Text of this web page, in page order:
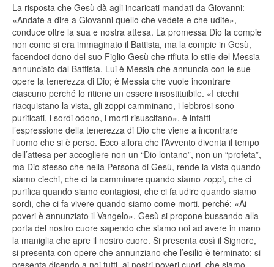
La risposta che Gesù dà agli incaricati mandati da Giovanni:
«Andate a dire a Giovanni quello che vedete e che udite»,
conduce oltre la sua e nostra attesa. La promessa Dio la compie
non come si era immaginato il Battista, ma la compie in Gesù,
facendoci dono del suo Figlio Gesù che rifiuta lo stile del Messia
annunciato dal Battista. Lui è Messia che annuncia con le sue
opere la tenerezza di Dio; è Messia che vuole incontrare
ciascuno perché lo ritiene un essere insostituibile. «I ciechi
riacquistano la vista, gli zoppi camminano, i lebbrosi sono
purificati, i sordi odono, i morti risuscitano», è infatti
l’espressione della tenerezza di Dio che viene a incontrare
l'uomo che si è perso. Ecco allora che l’Avvento diventa il tempo
dell’attesa per accogliere non un “Dio lontano”, non un “profeta”,
ma Dio stesso che nella Persona di Gesù, rende la vista quando
siamo ciechi, che ci fa camminare quando siamo zoppi, che ci
purifica quando siamo contagiosi, che ci fa udire quando siamo
sordi, che ci fa vivere quando siamo come morti, perché: «Ai
poveri è annunziato il Vangelo». Gesù si propone bussando alla
porta del nostro cuore sapendo che siamo noi ad avere in mano
la maniglia che apre il nostro cuore. Si presenta così il Signore,
si presenta con opere che annunziano che l’esilio è terminato; si
presenta dicendo a noi tutti, ai nostri poveri cuori, che siamo